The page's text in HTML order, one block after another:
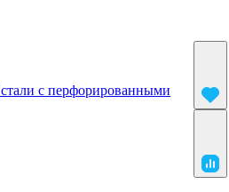
с перфорированными